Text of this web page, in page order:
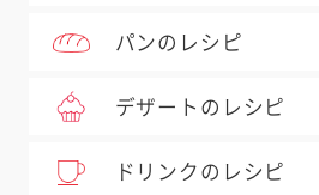
パンのレシピ
デザートのレシピ
ドリンクのレシピ